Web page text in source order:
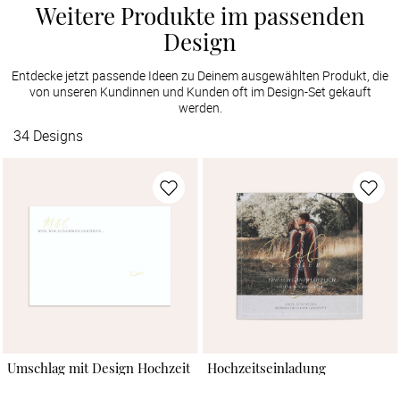
Weitere Produkte im passenden
Design
Entdecke jetzt passende Ideen zu Deinem ausgewählten Produkt, die
von unseren Kundinnen und Kunden oft im Design-Set gekauft
werden.
34 Designs
Umschlag mit Design Hochzeit Hochzeitseinladung